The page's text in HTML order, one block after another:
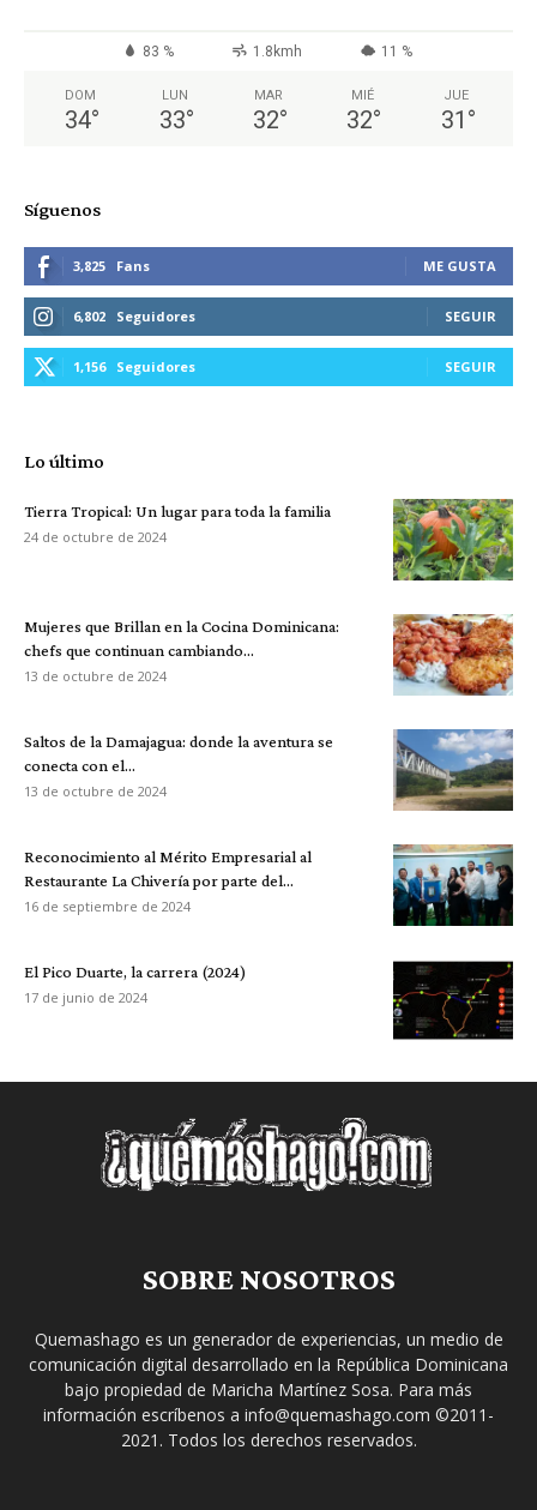
83 % 1.8kmh 11 %
DOM
34°
LUN
33°
MAR
32°
MIÉ
32°
JUE
31 °
Síguenos
3,825 Fans ME GUSTA
6,802 Seguidores SEGUIR
1,156 Seguidores SEGUIR
Lo último
Tierra Tropical: Un lugar para toda la familia
24 de octubre de 2024
Mujeres que Brillan en la Cocina Dominicana:
chefs que continuan cambiando...
13 de octubre de 2024
Saltos de la Damajagua: donde la aventura se
conecta con el...
13 de octubre de 2024
Reconocimiento al Mérito Empresarial al
Restaurante La Chivería por parte del...
16 de septiembre de 2024
El Pico Duarte, la carrera (2024)
17 de junio de 2024
SOBRE NOSOTROS
Quemashago es un generador de experiencias, un medio de
comunicación digital desarrollado en la República Dominicana
bajo propiedad de Maricha Martínez Sosa. Para más
información escríbenos a info@quemashago.com ©2011-
2021. Todos los derechos reservados.